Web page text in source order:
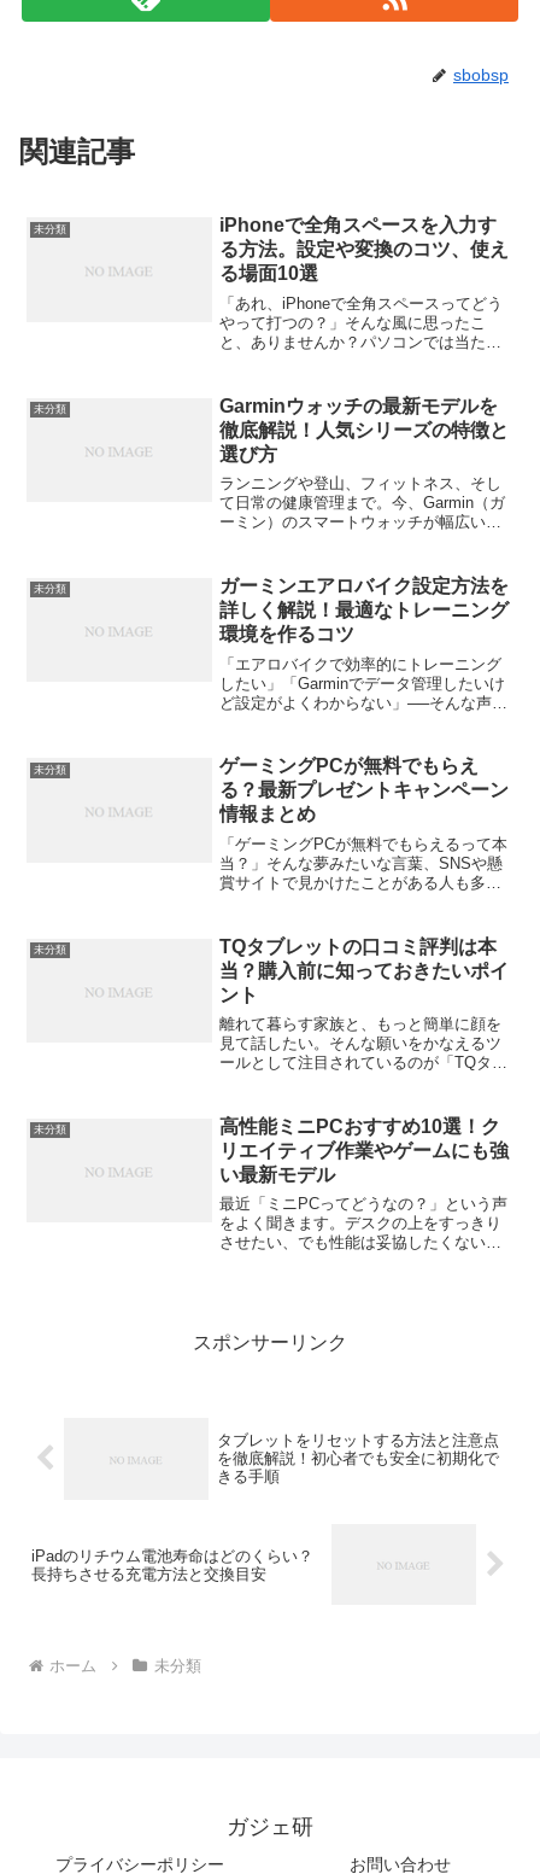
sbobsp
関連記事
未分類
iPhoneで全角スペースを入力す
る方法。設定や変換のコツ、使え
る場面10選
「あれ、iPhoneで全角スペースってどう
やって打つの？」そんな風に思ったこ
と、ありませんか？パソコンでは当たり
なんだか思うように入力できなくて困っ
ちゃいますよね...
未分類
Garminウォッチの最新モデルを
徹底解説！人気シリーズの特徴と
選び方
ランニングや登山、フィットネス、そし
て日常の健康管理まで。今、Garmin（ガ
ーミン）のスマートウォッチが幅広い層
クアップし、それぞれのシリーズの特徴
や選び方の...
未分類
ガーミンエアロバイク設定方法を
詳しく解説！最適なトレーニング
環境を作るコツ
「エアロバイクで効率的にトレーニング
したい」「Garminでデータ管理したいけ
ど設定がよくわからない」──そんな声、
できる便利なトレーニング機器。でも
Garmin（ガー...
未分類
ゲーミングPCが無料でもらえ
る？最新プレゼントキャンペーン
情報まとめ
「ゲーミングPCが無料でもらえるって本
当？」そんな夢みたいな言葉、SNSや懸
賞サイトで見かけたことがある人も多い
る企画の見分け方、そして応募時の注意
点までをまるっと解説...
未分類
TQタブレットの口コミ評判は本
当？購入前に知っておきたいポイ
ント
離れて暮らす家族と、もっと簡単に顔を
見て話したい。そんな願いをかなえるツ
ールとして注目されているのが「TQタブ
の？」と気になる人も多いでしょう。こ
の記事では、TQタブレッ...
未分類
高性能ミニPCおすすめ10選！ク
リエイティブ作業やゲームにも強
い最新モデル
最近「ミニPCってどうなの？」という声
をよく聞きます。デスクの上をすっきり
させたい、でも性能は妥協したくない。
スポンサーリンク
タブレットをリセットする方法と注意点
を徹底解説！初心者でも安全に初期化で
きる手順
iPadのリチウム電池寿命はどのくらい？
長持ちさせる充電方法と交換目安
ホーム 未分類
ガジェ研
プライバシーポリシー お問い合わせ